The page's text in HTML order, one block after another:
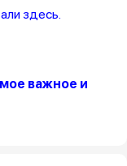
здесь.
важное и